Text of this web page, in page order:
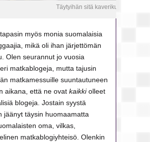
Täytyihän sitä kaverikuva ottaa
myös monia suomalaisia
mikä oli ihan järjettömän
Olen seurannut jo vuosia
matkablogeja, mutta tajusin
matkamessuille suuntautuneen
aikana, että ne ovat kaikkiolleet
blogeja. Jostain syystä
jäänyt täysin huomaamatta
oma, vilkas,
matkablogiyhteisö. Olenkin